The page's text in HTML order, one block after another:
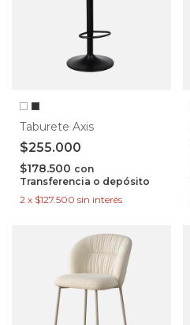
Taburete Axis
$255.000
$178.500 con
Transferencia o depósito
2 x $127.500 sin interés